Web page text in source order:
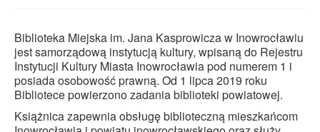
Biblioteka Miejska im. Jana Kasprowicza w Inowrocławiu
jest samorządową instytucją kultury, wpisaną do Rejestru
Instytucji Kultury Miasta Inowrocławia pod numerem 1 i
posiada osobowość prawną. Od 1 lipca 2019 roku
Bibliotece powierzono zadania biblioteki powiatowej.
Książnica zapewnia obsługę biblioteczną mieszkańcom